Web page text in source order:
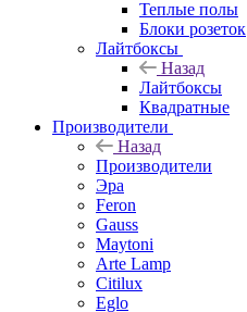
Теплые полы
Блоки розеток
Лайтбоксы
Назад
Лайтбоксы
Квадратные
Производители
Назад
Производители
Эра
Feron
Gauss
Maytoni
Arte Lamp
Citilux
Eglo